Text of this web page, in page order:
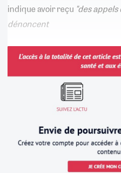
indique avoir reçu "des
dénoncent